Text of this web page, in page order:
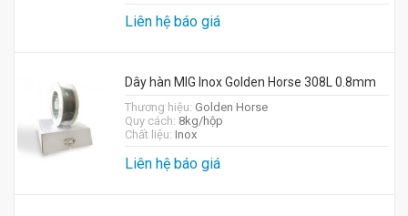
Liên hệ báo giá
Dây hàn MIG Inox Golden Horse 308L 0.8mm
Thương hiệu: Golden Horse
Quy cách: 8kg/hộp
Chất liệu: Inox
Liên hệ báo giá